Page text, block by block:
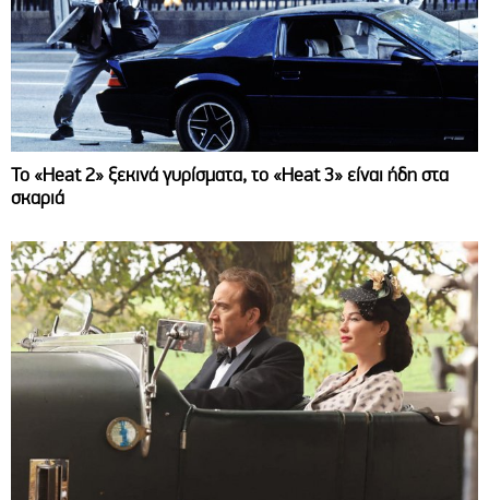
Το «Heat 2» ξεκινά γυρίσματα, το «Heat 3» είναι ήδη στα
σκαριά